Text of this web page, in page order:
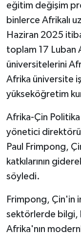
eğitim değişim
binlerce Afrikalı
Haziran 2025
toplam 17 Luban
üniversitelerini
Afrika üniversite
yükseköğretim
Afrika-Çin Politika
yönetici direktörü
Paul Frimpong,
katkılarının
söyledi.
Frimpong, Çin'in
sektörlerde bilgi,
Afrika'nın